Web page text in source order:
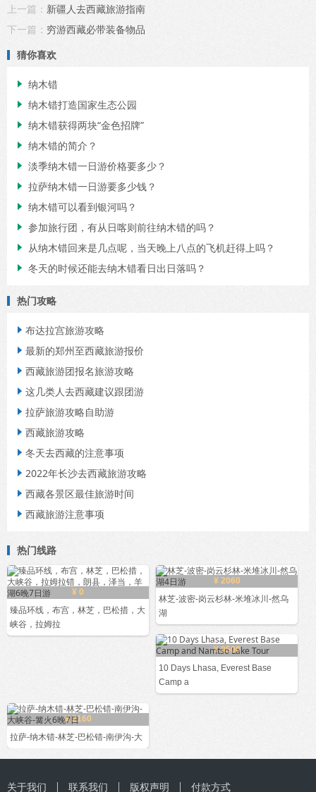
上一篇： 新疆人去西藏旅游指南
下一篇： 穷游西藏必带装备物品
猜你喜欢
 纳木错
 纳木错打造国家生态公园
 纳木错获得两块“金色招牌”
 纳木错的简介？
 淡季纳木错一日游价格要多少？
 拉萨纳木错一日游要多少钱？
 纳木错可以看到银河吗？
 参加旅行团，有从日喀则前往纳木错的吗？
 从纳木错回来是几点呢，当天晚上八点的飞机赶得上吗？
 冬天的时候还能去纳木错看日出日落吗？
热门攻略
 布达拉宫旅游攻略
 最新的郑州至西藏旅游报价
 西藏旅游团报名旅游攻略
 这几类人去西藏建议跟团游
 拉萨旅游攻略自助游
 西藏旅游攻略
 冬天去西藏的注意事项
 2022年长沙去西藏旅游攻略
 西藏各景区最佳旅游时间
 西藏旅游注意事项
热门线路
¥ 0
臻品环线，布宫，林芝，巴松措，大
峡谷，拉姆拉
¥ 2060
林芝-波密-岗云杉林-米堆冰川-然乌
湖
¥ 8500
10 Days Lhasa, Everest Base
Camp a
¥ 2160
拉萨-纳木错-林芝-巴松错-南伊沟-大
关于我们 联系我们 版权声明 付款方式